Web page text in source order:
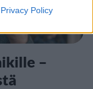
Privacy Policy
–